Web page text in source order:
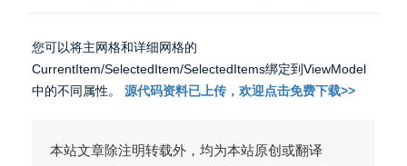
您可以将主网格和详细网格的
CurrentItem/SelectedItem/SelectedItems绑定到ViewModel
中的不同属性。 源代码资料已上传，欢迎点击免费下载>>
本站文章除注明转载外，均为本站原创或翻译